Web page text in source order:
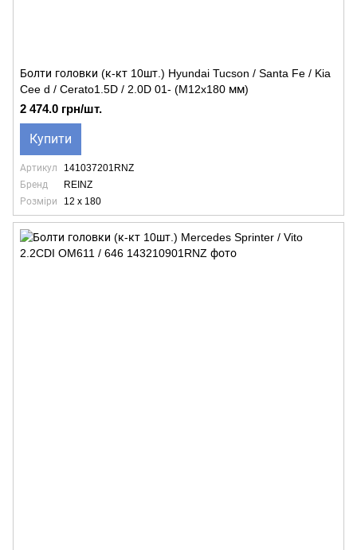
Болти головки (к-кт 10шт.) Hyundai Tucson / Santa Fe / Kia
Cee d / Cerato1.5D / 2.0D 01- (M12x180 мм)
2 474.0 грн/шт.
Купити
Артикул
141037201RNZ
Бренд
REINZ
Розміри
12 x 180